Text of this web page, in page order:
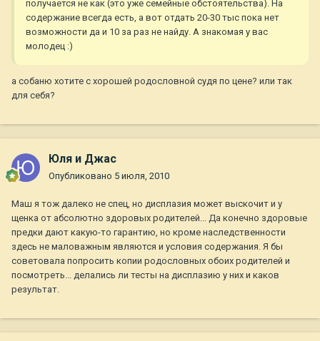
получается не как (это уже семейные обстоятельства). На
содержание всегда есть, а вот отдать 20-30 тыс пока нет
возможности да и 10 за раз не найду. А знакомая у вас
молодец :)
а собаню хотите с хорошей родословной судя по цене? или так
для себя?
Юля и Джас
Опубликовано 5 июля, 2010
Маш я тож далеко не спец, но дисплазия может выскочит и у
щенка от абсолютно здоровых родителей... Да конечно здоровые
предки дают какую-то гарантию, но кроме наследственности
здесь не маловажным являются и условия содержания. Я бы
советовала попросить копии родословных обоих родителей и
посмотреть... делались ли тесты на дисплазию у них и каков
результат.